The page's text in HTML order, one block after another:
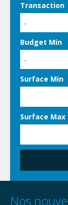
Transaction
-
Budget Min
-
Surface Min
Surface Max
Nos